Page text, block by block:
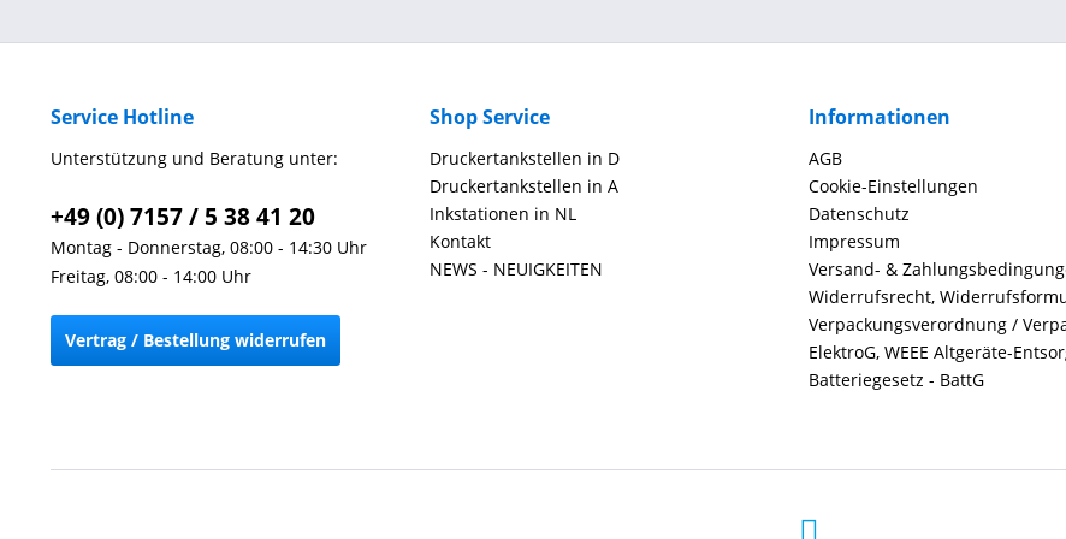
Service Hotline
Unterstützung und Beratung unter:
+49 (0) 7157 / 5 38 41 20
Montag - Donnerstag, 08:00 - 14:30 Uhr
Freitag, 08:00 - 14:00 Uhr
Vertrag / Bestellung widerrufen
Shop Service
Druckertankstellen in D
Druckertankstellen in A
Inkstationen in NL
Kontakt
NEWS - NEUIGKEITEN
Informationen
AGB
Cookie-Einstellungen
Datenschutz
Impressum
Versand- &
Widerrufsrecht,
Verpackungsverordnung /
ElektroG, WEEE Altgeräte-
Batteriegesetz - BattG